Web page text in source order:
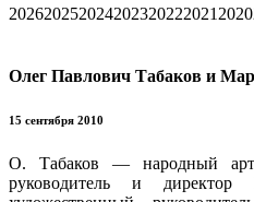
202620252024202320222021 2020
Олег Павлович Табаков и
15 сентября 2010
О. Табаков — народный
руководитель и